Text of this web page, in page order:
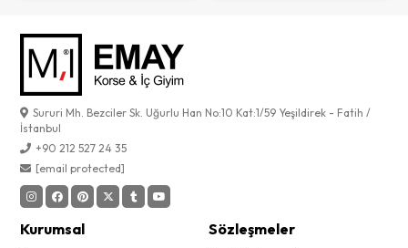
Sururi Mh. Bezciler Sk. Uğurlu Han No:10 Kat:1/59 Yeşildirek - Fatih /
İstanbul
+90 212 527 24 35
[email protected]
Kurumsal Sözleşmeler